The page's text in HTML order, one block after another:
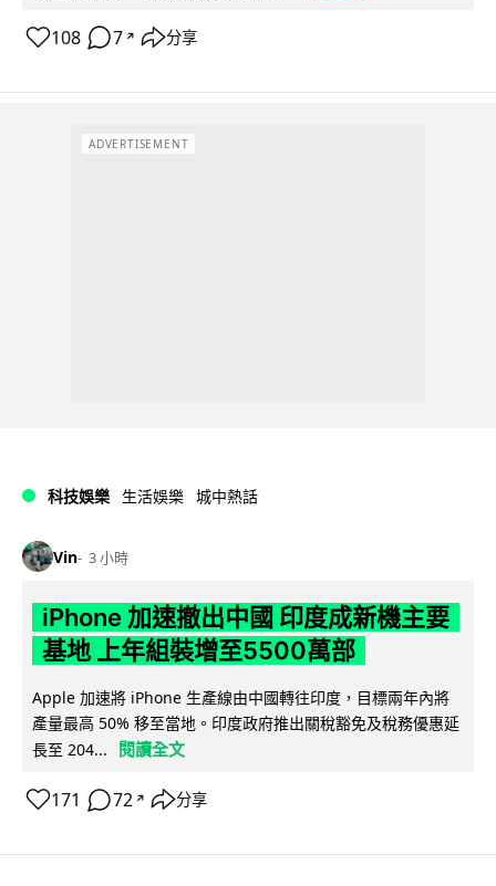
108 7 ↗ 分享
ADVERTISEMENT
科技娛樂 生活娛樂 城中熱話
Vin 3 小時
iPhone 加速撤出中國 印度成新機主要
基地 上年組裝增至5500萬部
Apple 加速將 iPhone 生產線由中國轉往印度，目標兩年內將
產量最高 50% 移至當地。印度政府推出關稅豁免及稅務優惠延
長至 204...
閱讀全文
171 72 ↗ 分享